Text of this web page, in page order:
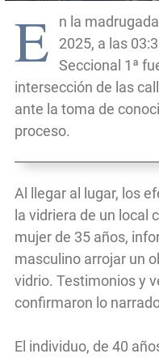
E
n la
2025, a las
Seccional 1ª
intersección de las
ante la toma de
proceso.
Al llegar al lugar, los
la vidriera de un local
mujer de 35 años,
masculino arrojar un
vidrio. Testimonios y
confirmaron lo
El individuo, de 40